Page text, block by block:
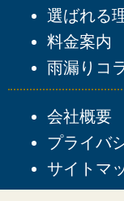
選ばれる
料金案内
雨漏りコ
会社概要
プライバ
サイトマ